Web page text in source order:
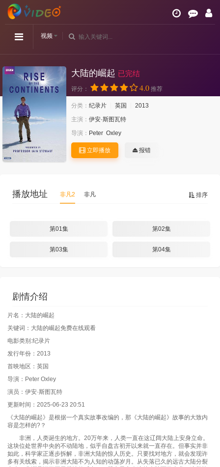
视频
大陆的崛起 已完结
评分： 4.0 推荐
分类： 纪录片 英国
2013
主演： 伊安·斯图瓦特
导演： Peter Oxley
立即播放 报错
排序
播放地址 非凡2 非凡
第01集 第02集
第03集 第04集
剧情介绍
片名：大陆的崛起
关键词：大陆的崛起免费在线观看
电影类别:纪录片
发行年份：2013
首映地区：英国
导演：Peter Oxley
演员：伊安·斯图瓦特
更新时间：2025-06-23 20:51
《大陆的崛起》是根据一个真实故事改编的，那《大陆的崛起》故事的大致内
容是怎样的?？
非洲，人类诞生的地方。20万年来，人类一直在这辽阔大陆上安身立命。
这块位处世界中央的不动陆地，似乎自盘古初开以来就一直存在。但事实并非
如此，科学家正逐步拆解，非洲大陆的惊人历史。只要找对地方，就会发现许
多有关线索，揭示非洲大陆不为人知的动荡岁月。从失落已久的远古大陆分裂